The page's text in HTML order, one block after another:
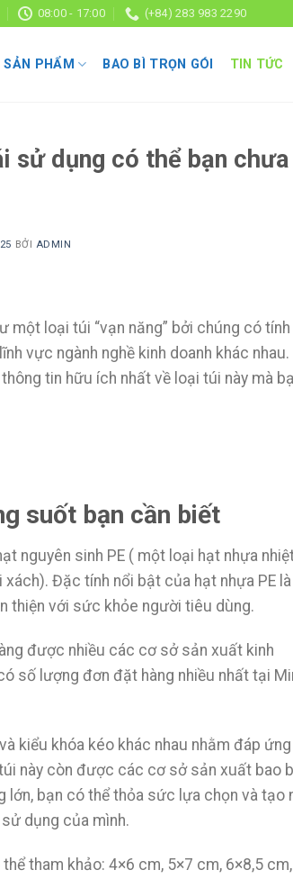
08:00 - 17:00 (+84) 283 983 2290
SẢN PHẨM BAO BÌ TRỌN GÓI TIN TỨC
sử dụng có thể bạn chưa
BỞI ADMIN
một loại túi “vạn năng” bởi chúng có tính
vực ngành nghề kinh doanh khác nhau.
tin hữu ích nhất về loại túi này mà
suốt bạn cần biết
nguyên sinh PE ( một loại hạt nhựa
Đặc tính nổi bật của hạt nhựa PE là
thiện với sức khỏe người tiêu dùng.
được nhiều các cơ sở sản xuất kinh
số lượng đơn đặt hàng nhiều nhất tại
kiểu khóa kéo khác nhau nhằm đáp ứng
này còn được các cơ sở sản xuất bao
bạn có thể thỏa sức lựa chọn và tạo
dụng của mình.
tham khảo: 4×6 cm, 5×7 cm, 6×8,5